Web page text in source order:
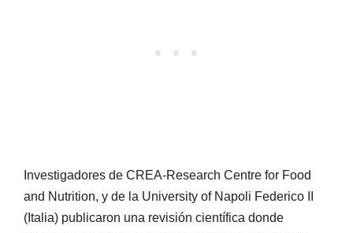
Investigadores de CREA-Research Centre for Food
and Nutrition, y de la University of Napoli Federico II
(Italia) publicaron una revisión científica donde